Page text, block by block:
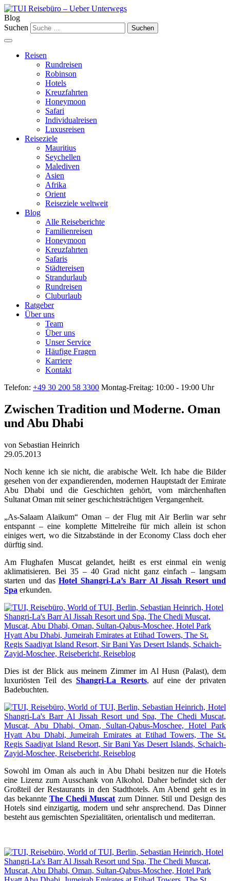
Blog
Suchen
Reisen
Rundreisen
Robinson
Hotels
Kreuzfahrten
Honeymoon
Safari
Individualreisen
Luxusreisen
Reiseziele
Mauritius
Seychellen
Malediven
Asien
Afrika
Orient
Reiseziele weltweit
Blog
Alle Reiseberichte
Familienreisen
Honeymoon
Kreuzfahrten
Safaris
Städtereisen
Strandurlaub
Rundreisen
Cluburlaub
Ratgeber
Über uns
Team
Über uns
Unser Service
Häufige Fragen
Karriere
Kontakt
Telefon: +49 30 200 58 3300 Montag-Freitag: 10:00 - 19:00 Uhr
Zwischen Tradition und Moderne. Oman
und Abu Dhabi
von Sebastian Heinrich
29.05.2013
Noch kenne ich sie nicht, die arabische Welt. Ich habe die Bilder
gesehen von der expandierenden, modernen Hauptstadt der Emirate
Abu Dhabi und die Geschichten gehört, vom märchenhaften
Sultanat Oman mit seiner geschichtsträchtigen Vergangenheit.
„As-Salaam Alaikum“ Oman – der Flug mit Air Berlin war sehr
entspannt – eine komplette Mittelreihe für mich allein ist schon
einiges wert, wo die Sitzabstände in der Economy Class doch eher
dürftig sind.
Am Flughafen Muscat gelandet, heißt es erst einmal ein wenig
aklimatisieren. Bei 35 – 40 Grad nicht ganz einfach – langsam
starten und dasHotel Shangri-La’s Barr Al Jissah Resort und
Spa erkunden.
Dies ist der Blick aus meinem Zimmer im Al Husn (Palast), dem
luxuriösten Teil desShangri-La Resorts, auf eine der privaten
Badebuchten.
Sowohl im Oman als auch in Abu Dhabi besitzen nur die Hotels
eine Lizenz zum Ausschank von Alkohol. Daher befindet sich der
Großteil der Restaurants in den Stadthotels. Am Abend geht es in
das bekannteThe Chedi Muscat zum Dinner. Stil und Design des
Hotels sind einzigartig, modern und sehr ansprechend. Das Dinner
besteht aus gemischten Spezialitäten, orientalisch und mediterran.